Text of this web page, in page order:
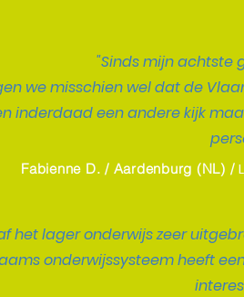
"Sinds mijn achtste
we misschien wel dat de
inderdaad een andere kijk
Fabienne D. / Aardenburg (NL) /
het lager onderwijs zeer
onderwijssysteem heeft